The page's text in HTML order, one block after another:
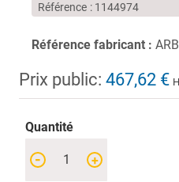
Référence 1144974
Référence fabricant :
Prix public: 467,62 €
Quantité
+
-